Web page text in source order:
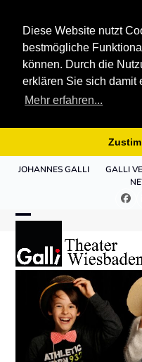
Diese Website nutzt
bestmögliche
können. Durch die
erklären Sie sich damit
Mehr erfahren...
JOHANNES GALLI GALLI
mobile
menu
mobile
menu